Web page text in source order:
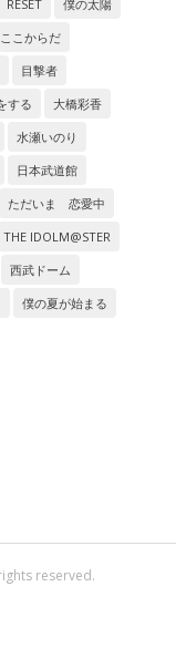
RESET
僕の太陽
ここからだ
目撃者
する
大橋彩香
水瀬いのり
日本武道館
ただいま 恋愛中
THE IDOLM@STER
西武ドーム
僕の夏が始まる
reserved.